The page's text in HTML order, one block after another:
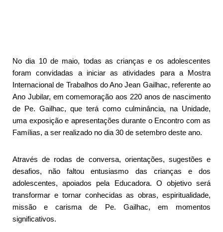
No dia 10 de maio, todas as crianças e os adolescentes
foram convidadas a iniciar as atividades para a Mostra
Internacional de Trabalhos do Ano Jean Gailhac, referente ao
Ano Jubilar, em comemoração aos 220 anos de nascimento
de Pe. Gailhac, que terá como culminância, na Unidade,
uma exposição e apresentações durante o Encontro com as
Famílias, a ser realizado no dia 30 de setembro deste ano.
Através de rodas de conversa, orientações, sugestões e
desafios, não faltou entusiasmo das crianças e dos
adolescentes, apoiados pela Educadora. O objetivo será
transformar e tornar conhecidas as obras, espiritualidade,
missão e carisma de Pe. Gailhac, em momentos
significativos.